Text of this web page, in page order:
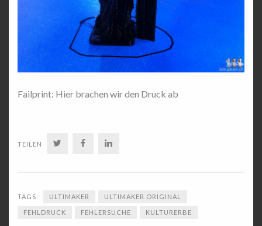
Failprint: Hier brachen wir den Druck ab
TEILEN TWITTERFACEBOOK
TAGS: ULTIMAKER ULTIMAKER ORIGINAL
FEHLDRUCK FEHLERSUCHE KULTURERBE